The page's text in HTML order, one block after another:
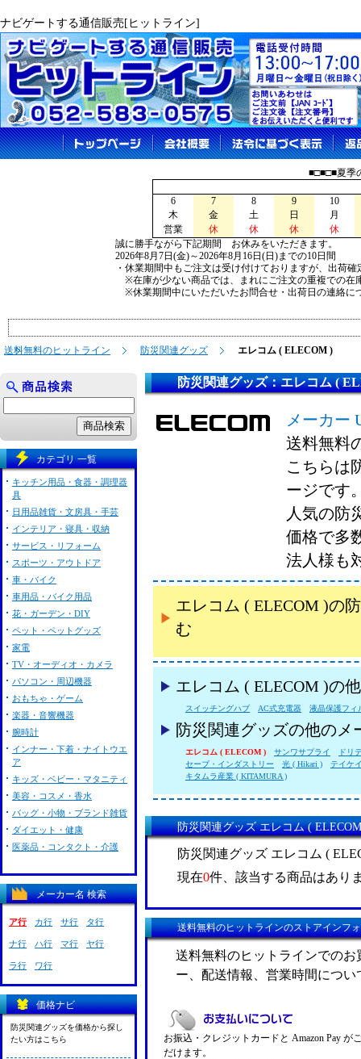
ナビゲートする通信販売[ヒットライン]
■□■□■夏季
6 7 8 9
10
木
金 土 日
月
営業
休 休 休
休
誠に勝手ながら下記期間 お休みをいただきます。
2026年8月7日(金)～2026年8月16日(日)までの10日間
・休業期間中もご注文は受け付けておりますが、出荷
※在庫が少ない商品では、まれにご注文の重複での在
※休業期間中にいただいたお問合せ・出荷日の連絡に
送料無料のヒットライン 防災関連グッズ エレコム ( ELECOM )
防災関連グッズ：エレコム (
メーカー
送料無料
こちらは
ージです
人気の防
価格で多
法人様も
エレコム ( ELECOM )の
む
エレコム ( ELECOM )の
スイッチングハブ AC式充電器 液晶保護フィ
防災関連グッズの他のメ
エレコム ( ELECOM ) サンワサプライ
ドリ
セーブ・インダストリー
光 ( Hikari )
テイケ
キタムラ産業 ( KITAMURA )
防災関連グッズ エレコム (
防災関連グッズ エレコム (
現在0件、該当する商品はあり
送料無料のヒットラインのストアインフ
送料無料のヒットラインでの
ー、配送情報、営業時間につ
お振込・クレジットカードと Amazon Pay が
だけます。
カテゴリ 一覧
キッチン用品・食器・調理器
具
日用品雑貨・文房具・手芸
インテリア・寝具・収納
サービス・リフォーム
スポーツ・アウトドア
車・バイク
車用品・バイク用品
花・ガーデン・DIY
ペット・ペットグッズ
家電
TV・オーディオ・カメラ
パソコン・周辺機器
おもちゃ・ゲーム
楽器・音響機器
腕時計
インナー・下着・ナイトウエ
ア
キッズ・ベビー・マタニティ
美容・コスメ・香水
バッグ・小物・ブランド雑貨
ダイエット・健康
医薬品・コンタクト・介護
メーカー名 検索
ア行 カ行 サ行 タ行
ナ行 ハ行 マ行 ヤ行
ラ行 ワ行
価格ナビ
防災関連グッズを価格から探し
たい方はこちら